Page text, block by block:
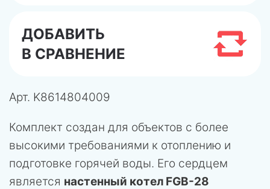
ДОБАВИТЬ
В СРАВНЕНИЕ
Арт. K8614804009
Комплект создан для объектов с более
высокими требованиями к отоплению и
подготовке горячей воды. Его сердцем
является настенный котел FGB-28